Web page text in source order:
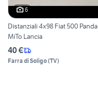
6
Distanziali 4x98 Fiat 500 Panda
MiTo Lancia
40 €
Farra di Soligo(TV)